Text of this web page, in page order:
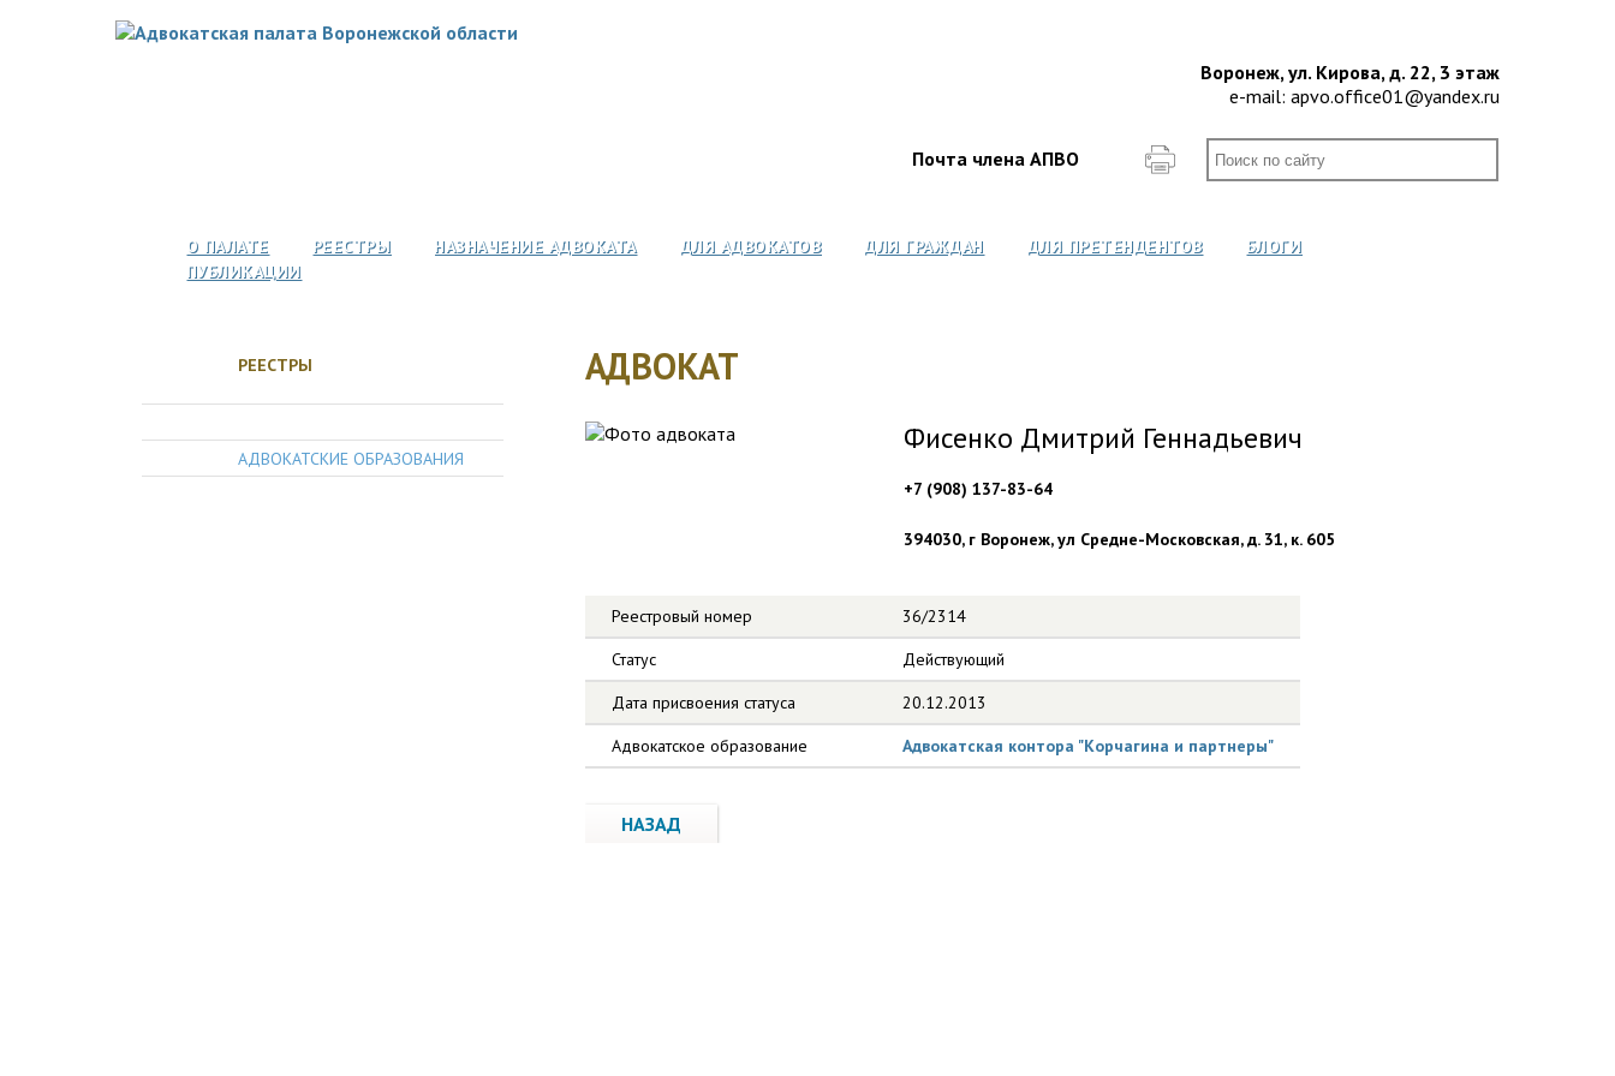
Воронеж, ул. Кирова, д. 22, 3 этаж
e-mail: apvo.office01@yandex.ru
Почта члена АПВО
О ПАЛАТЕ РЕЕСТРЫ НАЗНАЧЕНИЕ АДВОКАТА ДЛЯ АДВОКАТОВ ДЛЯ ГРАЖДАН ДЛЯ ПРЕТЕНДЕНТОВ
БЛОГИ
ПУБЛИКАЦИИ
РЕЕСТРЫ
АДВОКАТСКИЕ ОБРАЗОВАНИЯ
АДВОКАТ
Фисенко Дмитрий Геннадьевич
+7 (908) 137-83-64
394030, г Воронеж, ул Средне-Московская, д. 31, к. 605
Реестровый номер
36/2314
Статус
Действующий
Дата присвоения статуса
20.12.2013
Адвокатское образование
Адвокатская контора "Корчагина и партнеры"
НАЗАД